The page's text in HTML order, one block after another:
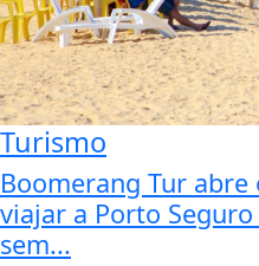
Turismo
Boomerang Tur
viajar a Porto
sem...